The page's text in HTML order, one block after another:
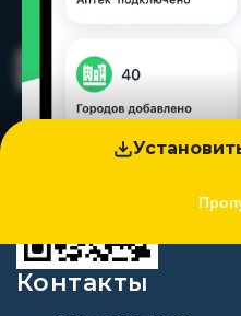
Контакты